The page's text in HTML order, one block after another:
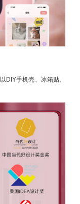
DIY手机壳、冰箱贴、